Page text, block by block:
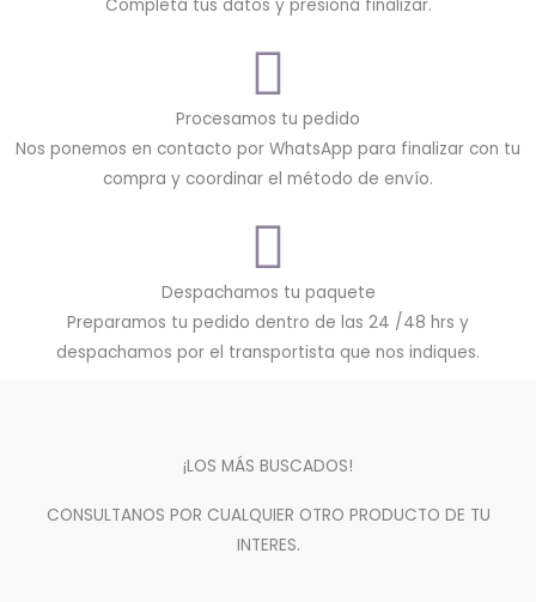
Completá tus datos y presioná finalizar.
Procesamos tu pedido
Nos ponemos en contacto por WhatsApp para finalizar con tu
compra y coordinar el método de envío.
Despachamos tu paquete
Preparamos tu pedido dentro de las 24 /48 hrs y
despachamos por el transportista que nos indiques.
¡LOS MÁS BUSCADOS!
CONSULTANOS POR CUALQUIER OTRO PRODUCTO DE TU
INTERES.